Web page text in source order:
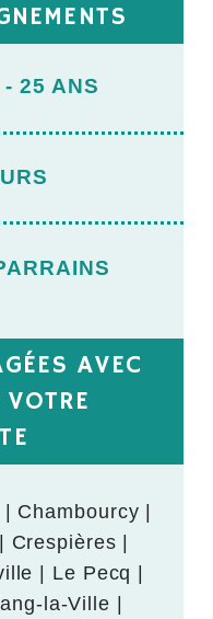
25 ANS
AVEC
Chambourcy |
|
| Le Pecq |
la-Ville |